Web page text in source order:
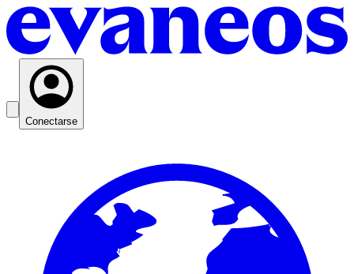
Conectarse